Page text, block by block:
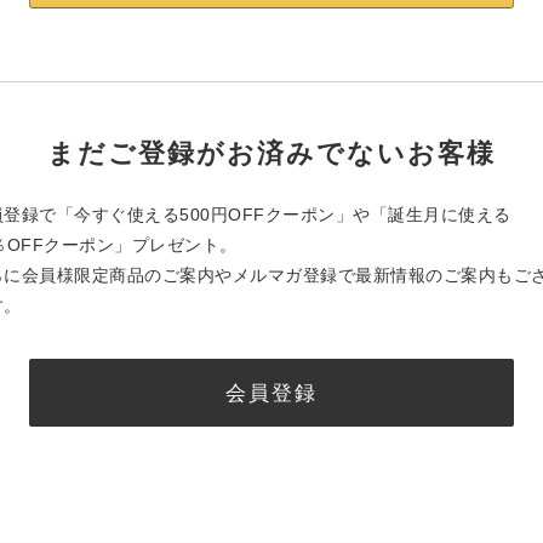
まだご登録がお済みでないお客様
登録で「今すぐ使える500円OFFクーポン」や「誕生月に使える
OFFクーポン」プレゼント。
に会員様限定商品のご案内やメルマガ登録で最新情報のご案内もご
会員登録